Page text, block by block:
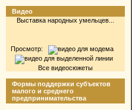
Видео
Выставка народных умельцев...
Просмотр:
Все видеосюжеты
Формы поддержки субъектов
малого и среднего
предпринимательства